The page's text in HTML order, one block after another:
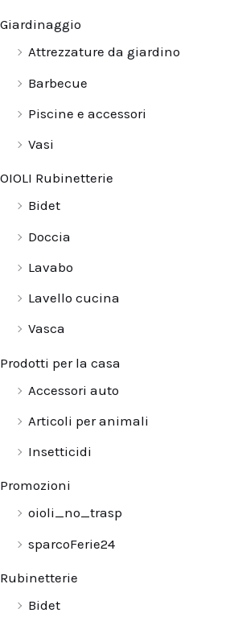
Giardinaggio
Attrezzature da giardino
Barbecue
Piscine e accessori
Vasi
OIOLI Rubinetterie
Bidet
Doccia
Lavabo
Lavello cucina
Vasca
Prodotti per la casa
Accessori auto
Articoli per animali
Insetticidi
Promozioni
oioli_no_trasp
sparcoFerie24
Rubinetterie
Bidet